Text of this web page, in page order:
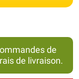
de
de livraison.